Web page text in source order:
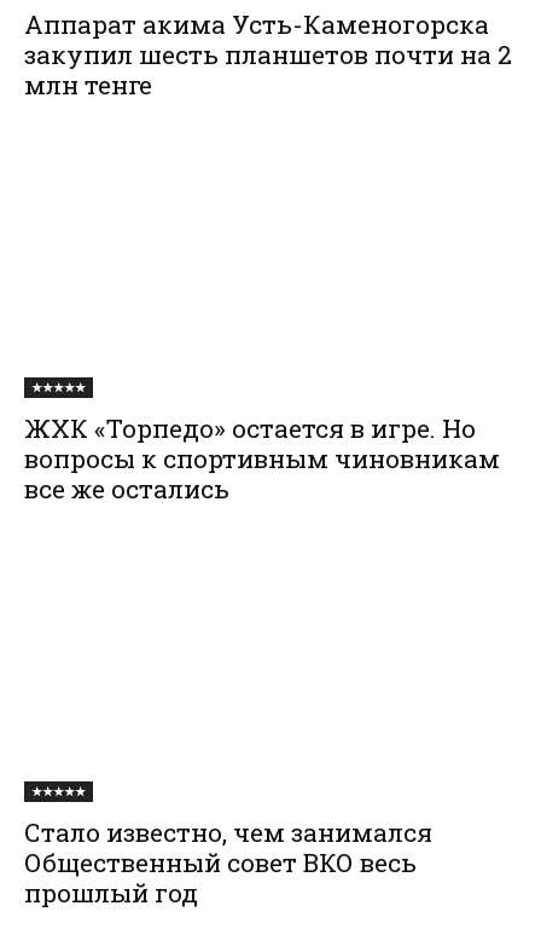
Аппарат акима Усть-Каменогорска
закупил шесть планшетов почти на 2
млн тенге
★★★★★
ЖХК «Торпедо» остается в игре. Но
вопросы к спортивным чиновникам
все же остались
★★★★★
Стало известно, чем занимался
Общественный совет ВКО весь
прошлый год